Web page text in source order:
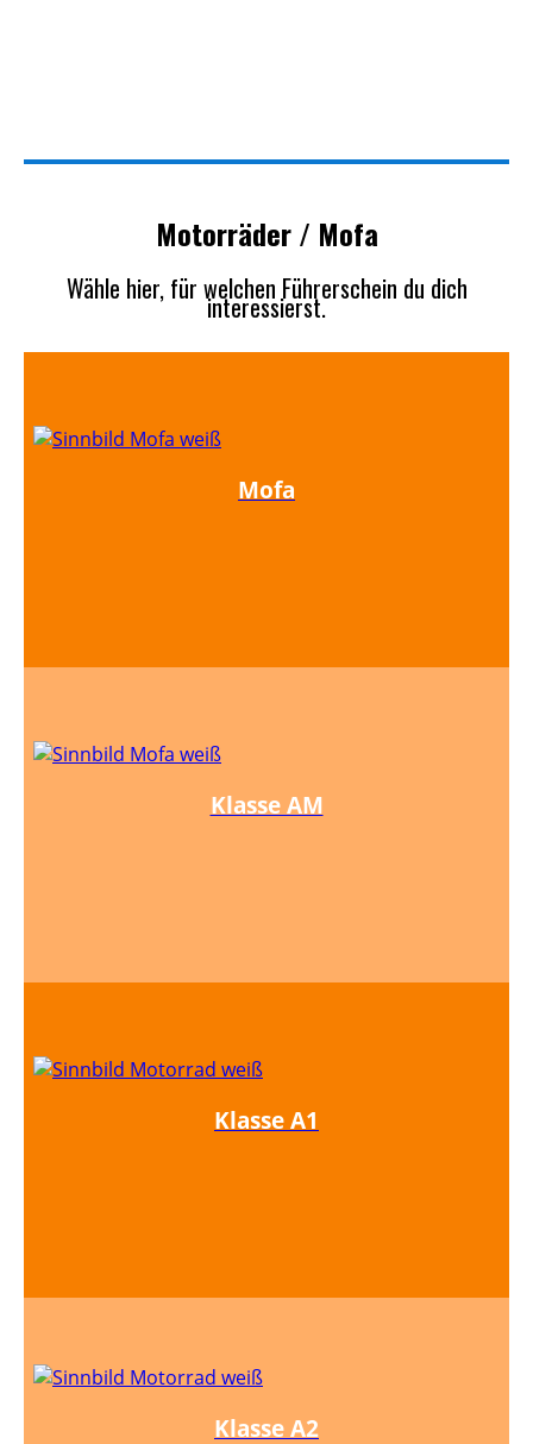
Motorräder / Mofa
Wähle hier, für welchen Führerschein du dich
interessierst.
Mofa
Klasse AM
Klasse A1
Klasse A2